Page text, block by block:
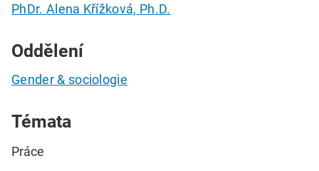
PhDr. Alena Křížková, Ph.D.
Oddělení
Gender & sociologie
Témata
Práce